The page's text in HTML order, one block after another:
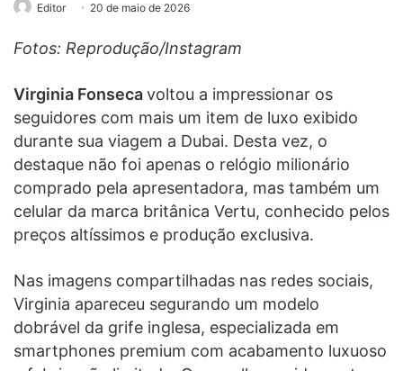
Editor 20 de maio de 2026
Fotos: Reprodução/Instagram
Virginia Fonsecavoltou a impressionar os
seguidores com mais um item de luxo exibido
durante sua viagem a Dubai. Desta vez, o
destaque não foi apenas o relógio milionário
comprado pela apresentadora, mas também um
celular da marca britânica Vertu, conhecido pelos
preços altíssimos e produção exclusiva.
Nas imagens compartilhadas nas redes sociais,
Virginia apareceu segurando um modelo
dobrável da grife inglesa, especializada em
smartphones premium com acabamento luxuoso